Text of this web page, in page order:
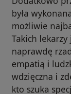
była
możliwie
Takich lekarzy
naprawdę
empatią i
wdzięczna i
kto szuka